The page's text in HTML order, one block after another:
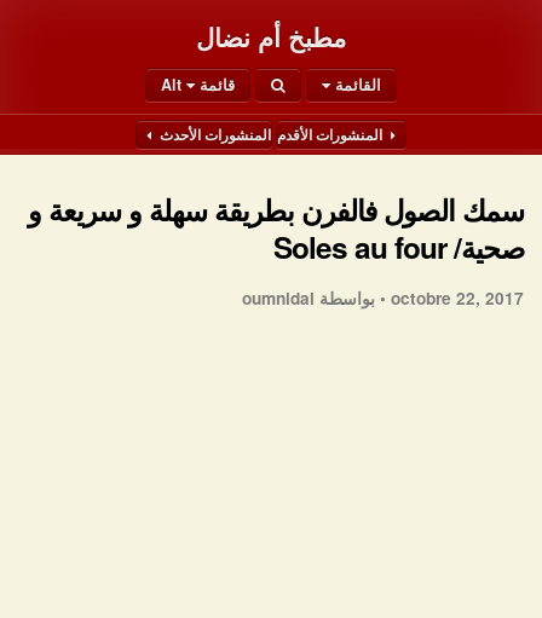
مطبخ أم نضال
القائمة قائمة Alt
المنشورات الأقدم المنشورات الأحدث
سمك الصول فالفرن بطريقة سهلة و سريعة و
صحية/ Soles au four
octobre 22, 2017 • بواسطة oumnidal